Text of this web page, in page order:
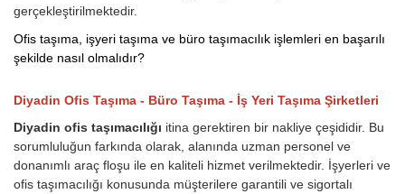
gerçekleştirilmektedir.
Ofis taşıma, işyeri taşıma ve büro taşımacılık işlemleri en başarılı
şekilde nasıl olmalıdır?
Diyadin Ofis Taşıma - Büro Taşıma - İş Yeri Taşıma Şirketleri
Diyadin ofis taşımacılığı itina gerektiren bir nakliye çeşididir. Bu
sorumluluğun farkında olarak, alanında uzman personel ve
donanımlı araç floşu ile en kaliteli hizmet verilmektedir. İşyerleri ve
ofis taşımacılığı konusunda müşterilere garantili ve sigortalı